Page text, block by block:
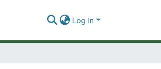
Log In